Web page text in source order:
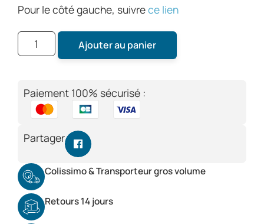
Pour le côté gauche, suivrece lien
Ajouter au panier
Paiement 100% sécurisé :
Partager
Colissimo & Transporteur gros volume
Retours 14 jours